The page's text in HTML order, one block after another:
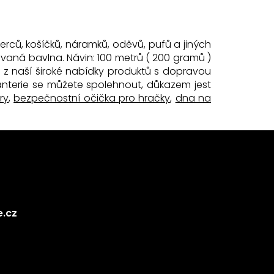
košíčků, náramků, oděvů, pufů a jiných
bavlna. Návin: 100 metrů ( 200 gramů )
z naší široké nabídky produktů s dopravou
se můžete spolehnout, důkazem jest
,bezpečnostní očička pro hračky, dna na